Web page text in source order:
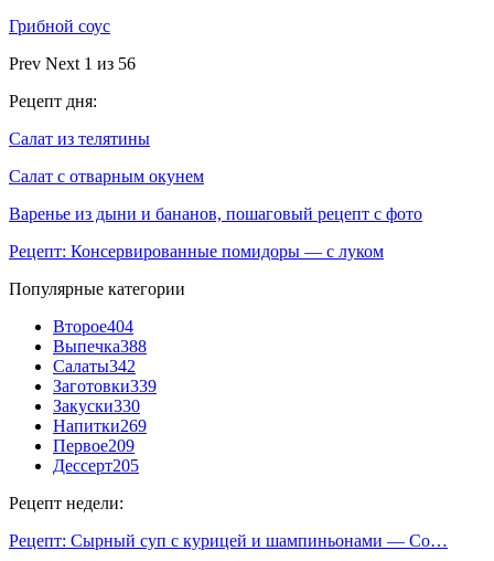
Грибной соус
Prev Next 1 из 56
Рецепт дня:
Салат из телятины
Салат с отварным окунем
Варенье из дыни и бананов, пошаговый рецепт с фото
Рецепт: Консервированные помидоры — с луком
Популярные категории
Второе404
Выпечка388
Салаты342
Заготовки339
Закуски330
Напитки269
Первое209
Дессерт205
Рецепт недели:
Рецепт: Сырный суп с курицей и шампиньонами — Со…